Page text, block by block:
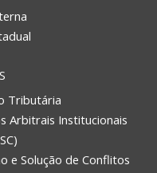
Tributária
Arbitrais Institucionais
e Solução de Conflitos